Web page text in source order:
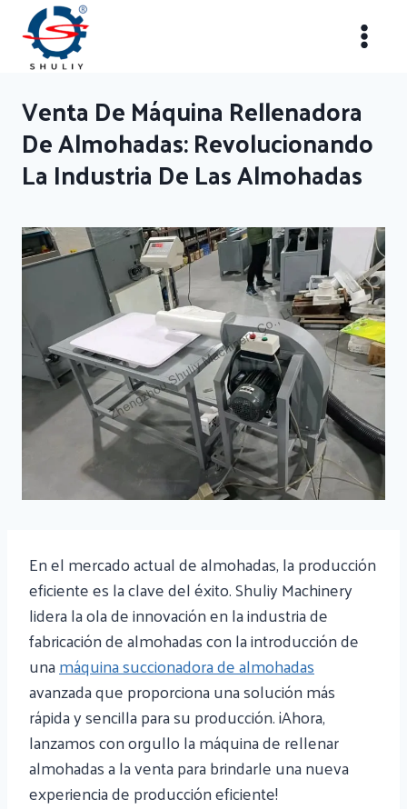
Saltar
contenido
Venta De Máquina Rellenadora
De Almohadas: Revolucionando
La Industria De Las Almohadas
En el mercado actual de almohadas, la producción
eficiente es la clave del éxito. Shuliy Machinery
lidera la ola de innovación en la industria de
fabricación de almohadas con la introducción de
unamáquina succionadora de almohadas
avanzada que proporciona una solución más
rápida y sencilla para su producción. ¡Ahora,
lanzamos con orgullo la máquina de rellenar
almohadas a la venta para brindarle una nueva
experiencia de producción eficiente!